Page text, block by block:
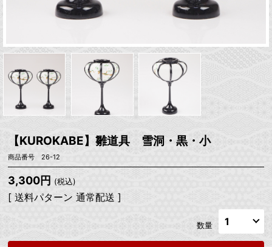
【KUROKABE】雛道具 雪洞・黒・小
商品番号 26-12
3,300円 (税込)
[ 送料パターン 通常配送 ]
数量